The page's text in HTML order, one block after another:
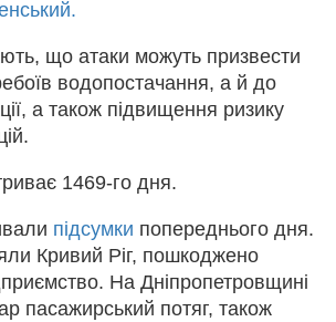
що атаки можуть призвести
водопостачання, а й до
а також підвищення ризику
1469-го дня.
підсумки попереднього дня.
Кривий Ріг, пошкоджено
На Дніпропетровщині
пасажирський потяг, також